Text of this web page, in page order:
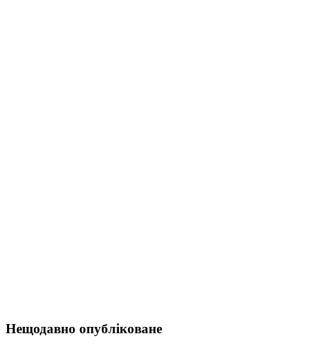
Нещодавно опубліковане